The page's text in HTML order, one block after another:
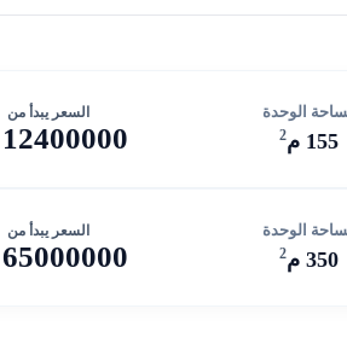
الوحدة
155 م 2
السعر يبدأ من
12400000
الوحدة
350 م 2
السعر يبدأ من
65000000